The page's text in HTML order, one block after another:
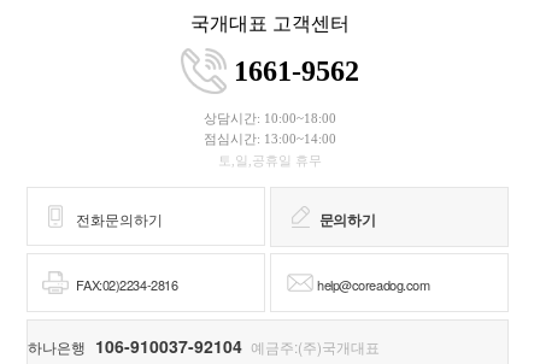
국개대표 고객센터
1661-9562
상담시간: 10:00~18:00
점심시간: 13:00~14:00
토,일,공휴일 휴무
전화문의하기 문의하기
FAX:02)2234-2816 help@coreadog.com
하나은행 106-910037-92104 예금주:(주)국개대표